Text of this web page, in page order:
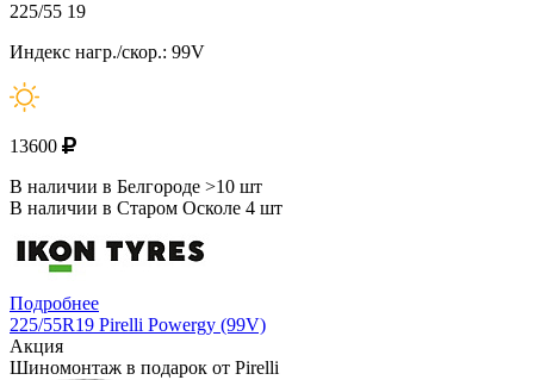
225/55 19
Индекс нагр./скор.: 99V
13600
В наличии в Белгороде >10 шт
В наличии в Старом Осколе 4 шт
Подробнее
225/55R19 Pirelli Powergy (99V)
Акция
Шиномонтаж в подарок от Pirelli